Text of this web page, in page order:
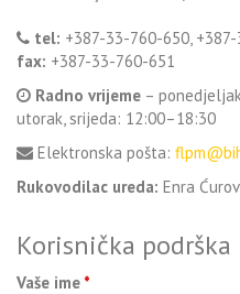
tel: +387-33-760-650,
fax: +387-33-760-651
Radno vrijeme –
utorak, srijeda: 12:00–18:30
Elektronska pošta:
Rukovodilac ureda: Enra
Korisnička podrška
Vaše ime *